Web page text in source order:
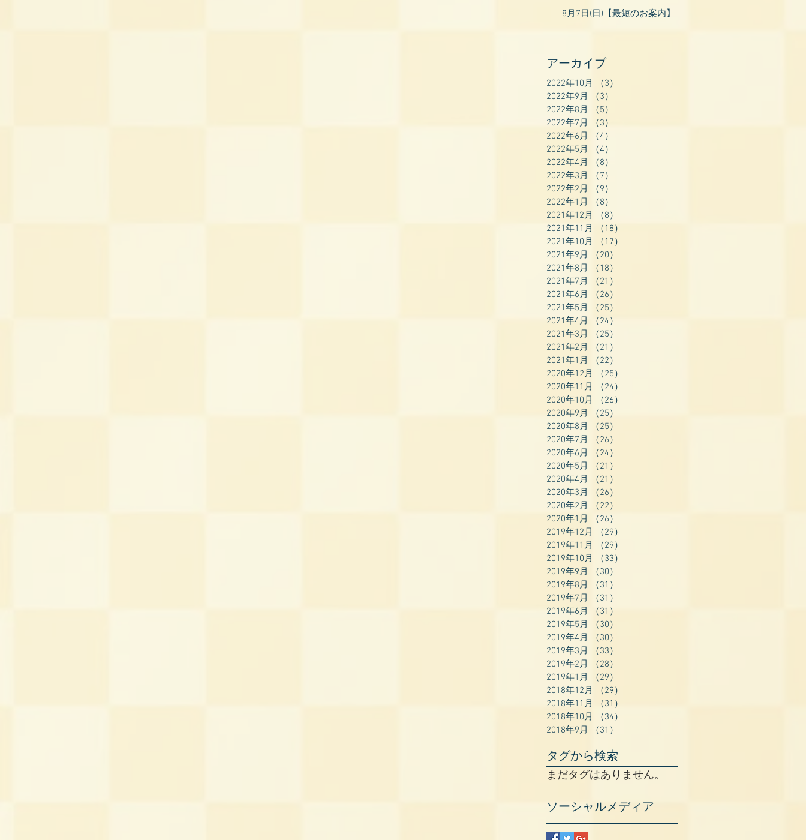
8月7日(日)【最短のお案内】
アーカイブ
2022年10月 （3）
2022年9月
（3）
2022年8月
（5）
2022年7月
（3）
2022年6月
（4）
2022年5月
（4）
2022年4月
（8）
2022年3月
（7）
2022年2月
（9）
2022年1月
（8）
2021年12月
（8）
2021年11月
（18）
2021年10月
（17）
2021年9月
（20）
2021年8月
（18）
2021年7月
（21）
2021年6月
（26）
2021年5月
（25）
2021年4月
（24）
2021年3月
（25）
2021年2月
（21）
2021年1月
（22）
2020年12月
（25）
2020年11月
（24）
2020年10月
（26）
2020年9月
（25）
2020年8月
（25）
2020年7月
（26）
2020年6月
（24）
2020年5月
（21）
2020年4月
（21）
2020年3月
（26）
2020年2月
（22）
2020年1月
（26）
2019年12月
（29）
2019年11月
（29）
2019年10月
（33）
2019年9月
（30）
2019年8月
（31）
2019年7月
（31）
2019年6月
（31）
2019年5月
（30）
2019年4月
（30）
2019年3月
（33）
2019年2月
（28）
2019年1月
（29）
2018年12月
（29）
2018年11月
（31）
2018年10月
（34）
2018年9月
（31）
タグから検索
まだタグはありません。
ソーシャルメディア